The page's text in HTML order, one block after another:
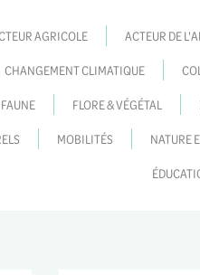
AGRICOLE ACTEUR DE
CHANGEMENT CLIMATIQUE
FAUNE FLORE & VÉGÉTAL
MOBILITÉS NATURE